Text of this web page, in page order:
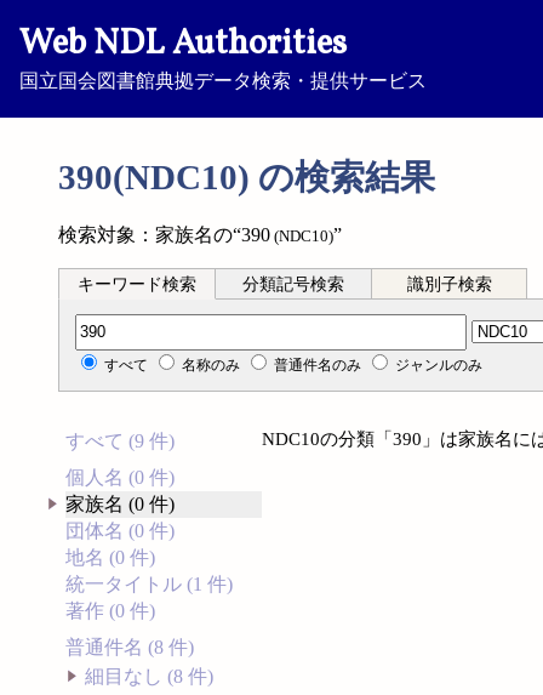
Web NDL Authorities
国立国会図書館典拠データ検索・提供サービス
390(NDC10) の検索結果
検索対象：家族名の“390 (NDC10)”
キーワード検索 分類記号検索 識別子検索
分類記号検索
すべて 名称のみ 普通件名のみ ジャンルのみ
すべて (9 件)
個人名 (0 件)
家族名 (0 件)
団体名 (0 件)
地名 (0 件)
統一タイトル (1 件)
著作 (0 件)
普通件名 (8 件)
細目なし (8 件)
NDC10の分類「390」は家族名に